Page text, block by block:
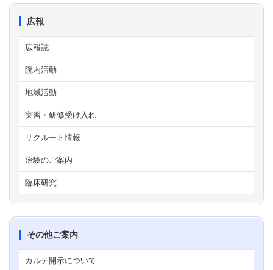
広報
広報誌
院内活動
地域活動
実習・研修受け入れ
リクルート情報
治験のご案内
臨床研究
その他ご案内
カルテ開示について